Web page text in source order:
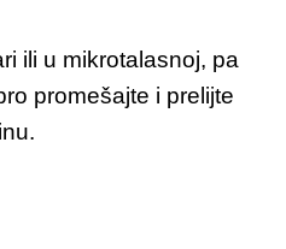
ili u mikrotalasnoj, pa
promešajte i prelijte